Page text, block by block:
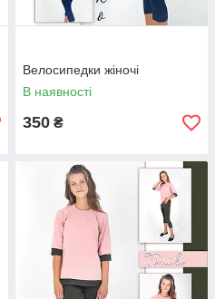
Велосипедки жіночі
В наявності
350 ₴